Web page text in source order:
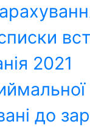
2021
до